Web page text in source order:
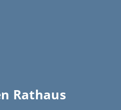
Rathaus